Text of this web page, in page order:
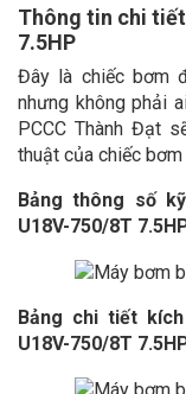
Thông tin chi
7.5HP
Đây là chiếc bơm
nhưng không phải
PCCC Thành Đạt
thuật của chiếc
Bảng thông số
U18V-750/8T
Bảng chi tiết
U18V-750/8T